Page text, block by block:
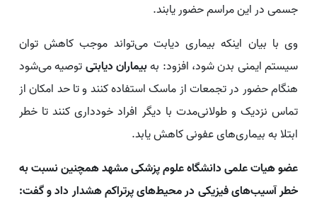
جسمی در این مراسم حضور یابند.
وی با بیان اینکه بیماری دیابت می‌تواند موجب کاهش توان
سیستم ایمنی بدن شود، افزود: بهبیماران دیابتیتوصیه می‌شود
هنگام حضور در تجمعات از ماسک استفاده کنند و تا حد امکان از
تماس نزدیک و طولانی‌مدت با دیگر افراد خودداری کنند تا خطر
ابتلا به بیماری‌های عفونی کاهش یابد.
عضو هیات علمی دانشگاه علوم پزشکی مشهد همچنین نسبت به
خطر آسیب‌های فیزیکی در محیط‌های پرتراکم هشدار داد و گفت: